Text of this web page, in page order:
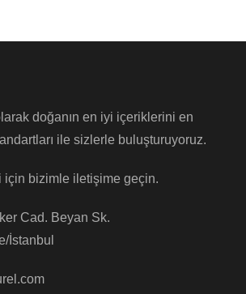
doğanın en iyi içeriklerini en
ile sizlerle buluşturuyoruz.
için bizimle iletişime geçin.
Cad. Beyan Sk.
İstanbul